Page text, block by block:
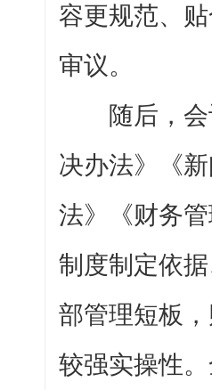
容更规范、
审议。
随后，会
决办法》《
法》《财务
制度制定依
部管理短板
较强实操性